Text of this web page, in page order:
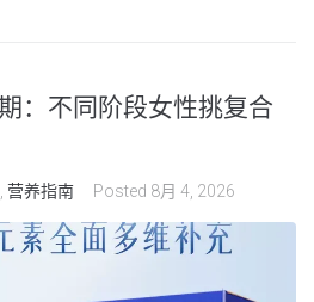
：不同阶段女性挑复合
, 营养指南 Posted 8月 4, 2026